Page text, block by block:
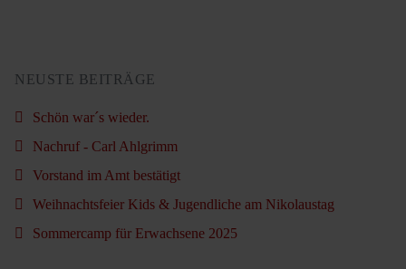
NEUSTE BEITRÄGE
Schön war´s wieder.
Nachruf - Carl Ahlgrimm
Vorstand im Amt bestätigt
Weihnachtsfeier Kids & Jugendliche am Nikolaustag
Sommercamp für Erwachsene 2025